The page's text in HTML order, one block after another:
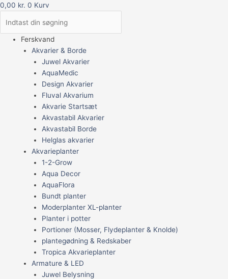
0,00 kr. 0 Kurv
Ferskvand
Akvarier & Borde
Juwel Akvarier
AquaMedic
Design Akvarier
Fluval Akvarium
Akvarie Startsæt
Akvastabil Akvarier
Akvastabil Borde
Helglas akvarier
Akvarieplanter
1-2-Grow
Aqua Decor
AquaFlora
Bundt planter
Moderplanter XL-planter
Planter i potter
Portioner (Mosser, Flydeplanter & Knolde)
plantegødning & Redskaber
Tropica Akvarieplanter
Armature & LED
Juwel Belysning